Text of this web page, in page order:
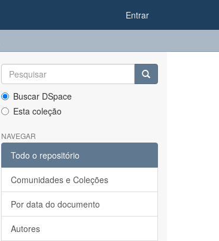
Entrar
Buscar DSpace
Esta coleção
NAVEGAR
Todo o repositório
Comunidades e Coleções
Por data do documento
Autores